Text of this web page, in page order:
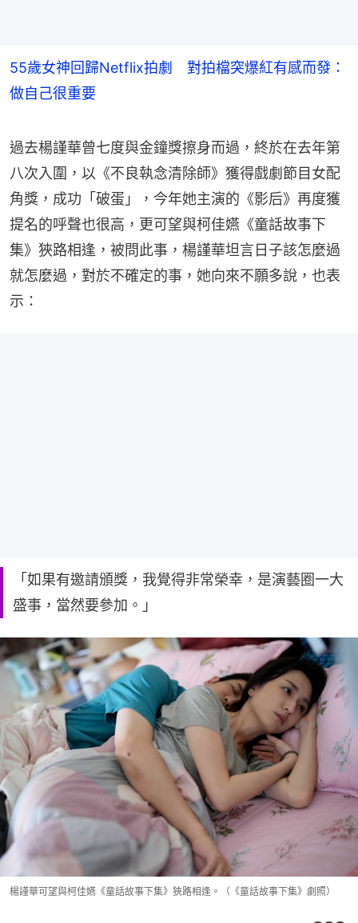
55歲女神回歸Netflix拍劇 對拍檔突爆紅有感而發：
做自己很重要
過去楊謹華曾七度與金鐘獎擦身而過，終於在去年第
八次入圍，以《不良執念清除師》獲得戲劇節目女配
角獎，成功「破蛋」，今年她主演的《影后》再度獲
提名的呼聲也很高，更可望與柯佳嬿《童話故事下
集》狹路相逢，被問此事，楊謹華坦言日子該怎麼過
就怎麼過，對於不確定的事，她向來不願多說，也表
示：
「如果有邀請頒獎，我覺得非常榮幸，是演藝圈一大
盛事，當然要參加。」
楊謹華可望與柯佳嬿《童話故事下集》狹路相逢。（《童話故事下集》劇照）